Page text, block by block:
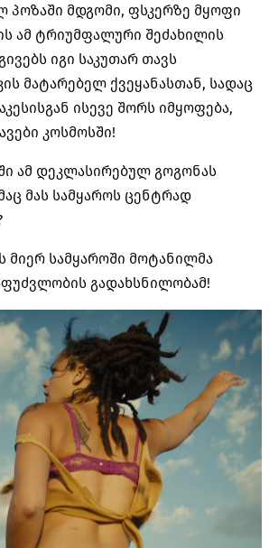
პოზაში მდგომი, ფსკერზე მყოფი
ამ ტრიუმფალური შეძახილის
იგი საკუთარ თავს
მატარებელ ქვეყანასთან, სადაც
ისევე შორს იმყოფება,
კოსმოსში!
ამ დეკლასირებულ გოგონას
მას სამყაროს ცენტრად
მიერ სამყაროში მოტანილმა
გადახსნილობამ!